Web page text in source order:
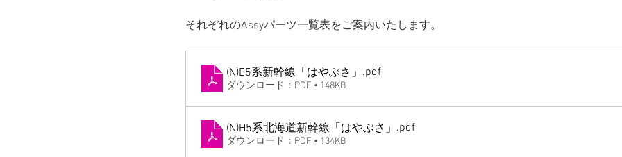
それぞれのAssyパーツ一覧表をご案内いたします。
(N)E5系新幹線「はやぶさ」 .pdf
ダウンロード：PDF • 148KB
(N)H5系北海道新幹線「はやぶさ」 .pdf
ダウンロード：PDF • 134KB